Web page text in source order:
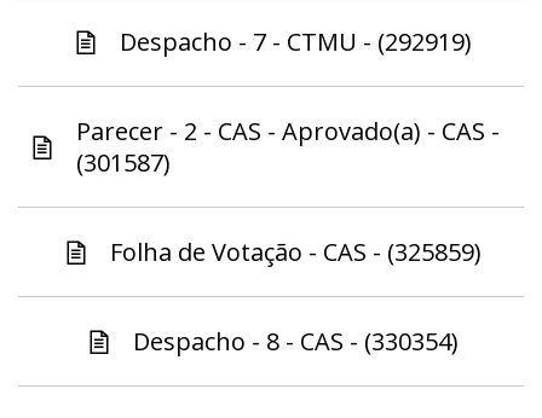
Despacho - 7 - CTMU - (292919)
Parecer - 2 - CAS - Aprovado(a) - CAS -
(301587)
Folha de Votação - CAS - (325859)
Despacho - 8 - CAS - (330354)